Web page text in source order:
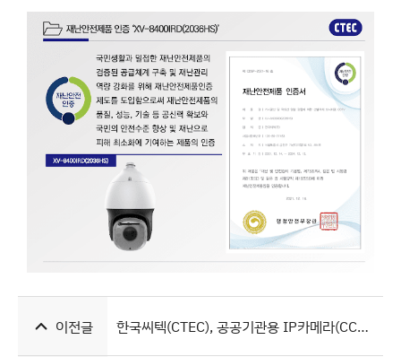
이전글 한국씨텍(CTEC), 공공기관용 IP카메라(CCTV) TTA 보안 인증 제품 목록 (2023년 10월)